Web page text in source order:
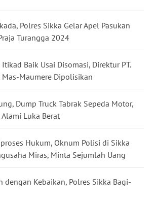
Polres Sikka Gelar Apel Pasukan
Turangga 2024
Baik Usai Disomasi, Direktur PT.
Maumere Dipolisikan
Dump Truck Tabrak Sepeda Motor,
Luka Berat
Hukum, Oknum Polisi di Sikka
Miras, Minta Sejumlah Uang
dengan Kebaikan, Polres Sikka Bagi-